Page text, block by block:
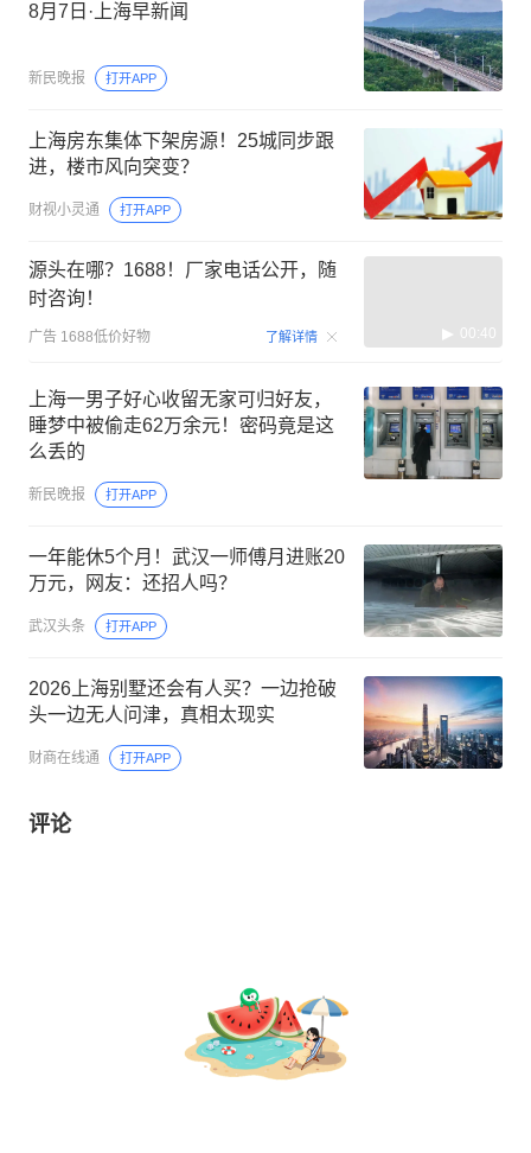
8月7日·上海早新闻
新民晚报 打开APP
上海房东集体下架房源！25城同步跟
进，楼市风向突变？
财视小灵通 打开APP
源头在哪？1688！厂家电话公开，随
时咨询！
广告 1688低价好物 了解详情 00:40
上海一男子好心收留无家可归好友，
睡梦中被偷走62万余元！密码竟是这
么丢的
新民晚报 打开APP
一年能休5个月！武汉一师傅月进账20
万元，网友：还招人吗？
武汉头条 打开APP
2026上海别墅还会有人买？一边抢破
头一边无人问津，真相太现实
财商在线通 打开APP
评论